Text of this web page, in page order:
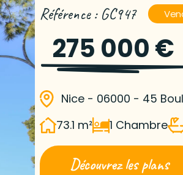
Référence : GC947
275 000 €
Nice - 06000 - 45
73.1 m²
1 Chambre
Découvrez les plans